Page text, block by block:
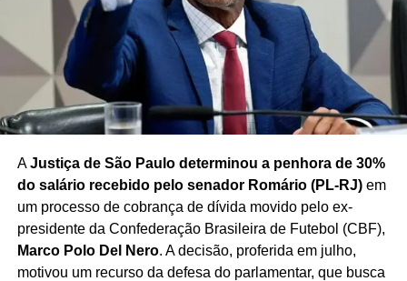
estrutura.
Redação Saiba+
AJustiça de São Paulo determinou a penhora de 30%
do salário recebido pelo senador Romário (PL-RJ)em
um processo de cobrança de dívida movido pelo ex-
presidente da Confederação Brasileira de Futebol (CBF),
Marco Polo Del Nero. A decisão, proferida em julho,
motivou um recurso da defesa do parlamentar, que busca